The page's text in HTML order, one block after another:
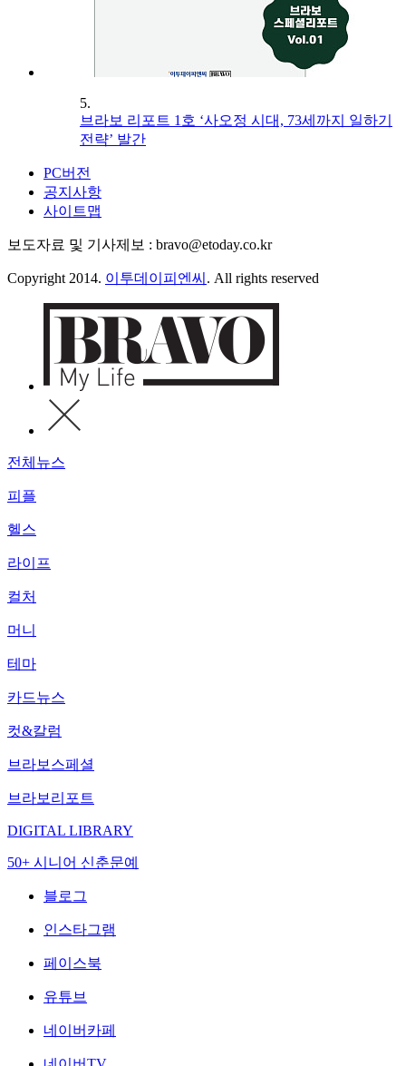
5.
브라보 리포트 1호 ‘사오정 시대, 73세까지 일하기
전략’ 발간
PC버전
공지사항
사이트맵
보도자료 및 기사제보 : bravo@etoday.co.kr
Copyright 2014. 이투데이피엔씨 . All rights reserved
전체뉴스
피플
헬스
라이프
컬처
머니
테마
카드뉴스
컷&칼럼
브라보스페셜
브라보리포트
DIGITAL LIBRARY
50+ 시니어 신춘문예
블로그
인스타그램
페이스북
유튜브
네이버카페